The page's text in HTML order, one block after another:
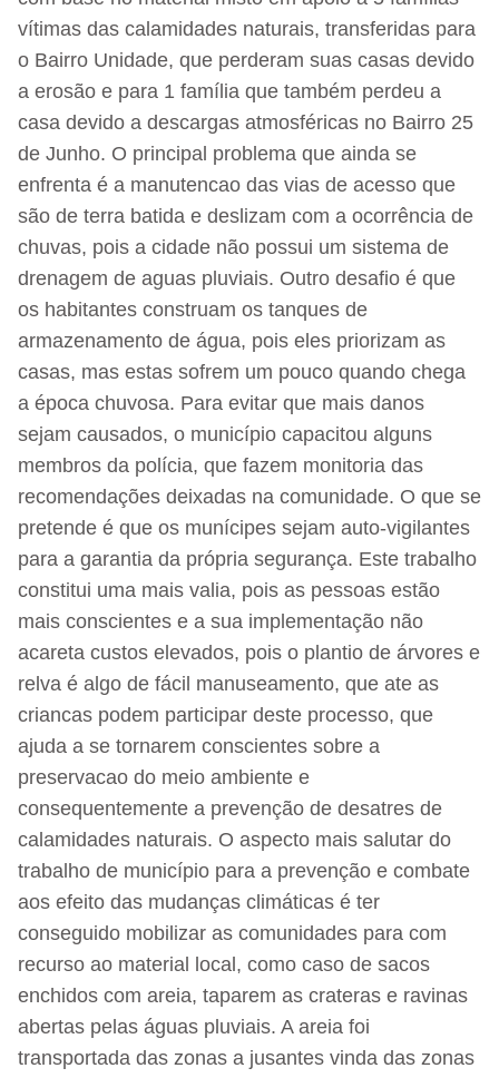
vítimas das calamidades naturais, transferidas para
o Bairro Unidade, que perderam suas casas devido
a erosão e para 1 família que também perdeu a
casa devido a descargas atmosféricas no Bairro 25
de Junho. O principal problema que ainda se
enfrenta é a manutencao das vias de acesso que
são de terra batida e deslizam com a ocorrência de
chuvas, pois a cidade não possui um sistema de
drenagem de aguas pluviais. Outro desafio é que
os habitantes construam os tanques de
armazenamento de água, pois eles priorizam as
casas, mas estas sofrem um pouco quando chega
a época chuvosa. Para evitar que mais danos
sejam causados, o município capacitou alguns
membros da polícia, que fazem monitoria das
recomendações deixadas na comunidade. O que se
pretende é que os munícipes sejam auto-vigilantes
para a garantia da própria segurança. Este trabalho
constitui uma mais valia, pois as pessoas estão
mais conscientes e a sua implementação não
acareta custos elevados, pois o plantio de árvores e
relva é algo de fácil manuseamento, que ate as
criancas podem participar deste processo, que
ajuda a se tornarem conscientes sobre a
preservacao do meio ambiente e
consequentemente a prevenção de desatres de
calamidades naturais. O aspecto mais salutar do
trabalho de município para a prevenção e combate
aos efeito das mudanças climáticas é ter
conseguido mobilizar as comunidades para com
recurso ao material local, como caso de sacos
enchidos com areia, taparem as crateras e ravinas
abertas pelas águas pluviais. A areia foi
transportada das zonas a jusantes vinda das zonas